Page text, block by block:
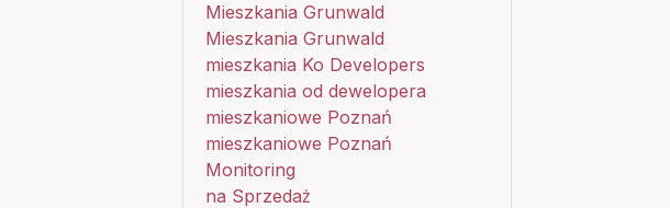
Mieszkania Grunwald
Mieszkania Grunwald
mieszkania Ko Developers
mieszkania od dewelopera
mieszkaniowe Poznań
mieszkaniowe Poznań
Monitoring
na Sprzedaż